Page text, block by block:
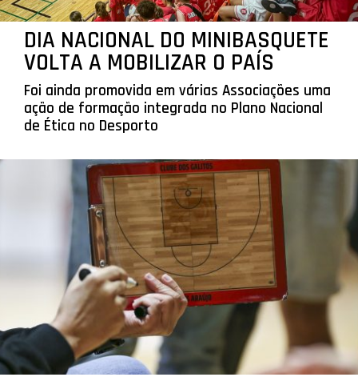
DIA NACIONAL DO MINIBASQUETE
VOLTA A MOBILIZAR O PAÍS
Foi ainda promovida em várias Associações uma
ação de formação integrada no Plano Nacional
de Ética no Desporto